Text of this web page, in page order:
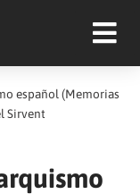
español (Memorias
Sirvent